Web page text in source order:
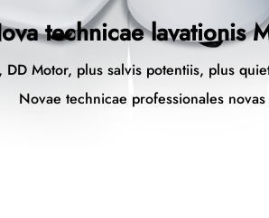
technicae lavationis
DD Motor, plus salvis potentiis, plus
Novae technicae professionales